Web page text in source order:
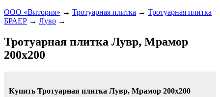
ООО «Витория» → Тротуарная плитка → Тротуарная плитка
БРАЕР → Лувр →
Тротуарная плитка Лувр, Мрамор
200х200
Купить Тротуарная плитка Лувр, Мрамор 200х200